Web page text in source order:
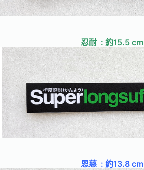
忍耐 : 約15.5 cm
恩慈 : 約13.8 cm